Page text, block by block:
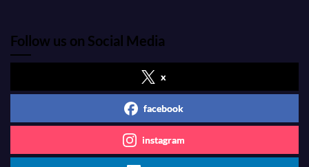
Follow us on Social Media
x
facebook
instagram